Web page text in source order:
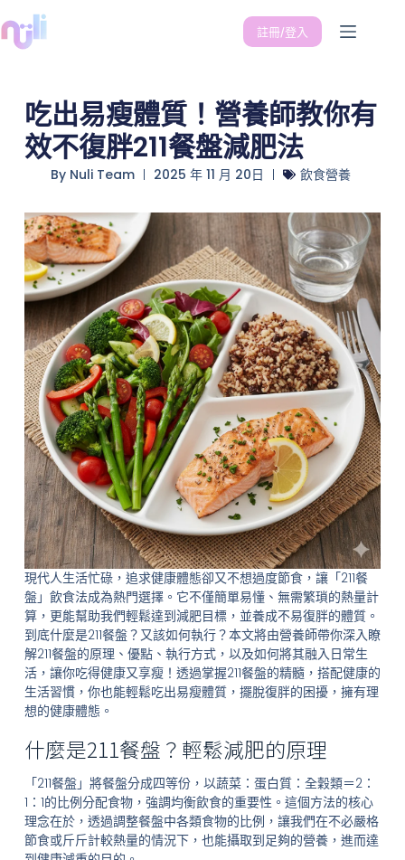
註冊/登入
吃出易瘦體質！營養師教你有
效不復胖211餐盤減肥法
ByNuli Team 2025 年 11 月 20日 飲食營養
現代人生活忙碌，追求健康體態卻又不想過度節食，讓「211餐
盤」飲食法成為熱門選擇。它不僅簡單易懂、無需繁瑣的熱量計
算，更能幫助我們輕鬆達到減肥目標，並養成不易復胖的體質。
到底什麼是211餐盤？又該如何執行？本文將由營養師帶你深入瞭
解211餐盤的原理、優點、執行方式，以及如何將其融入日常生
活，讓你吃得健康又享瘦！透過掌握211餐盤的精髓，搭配健康的
生活習慣，你也能輕鬆吃出易瘦體質，擺脫復胖的困擾，擁有理
想的健康體態。
什麼是211餐盤？輕鬆減肥的原理
「211餐盤」將餐盤分成四等份，以蔬菜：蛋白質：全穀類＝2：
1：1的比例分配食物，強調均衡飲食的重要性。這個方法的核心
理念在於，透過調整餐盤中各類食物的比例，讓我們在不必嚴格
節食或斤斤計較熱量的情況下，也能攝取到足夠的營養，進而達